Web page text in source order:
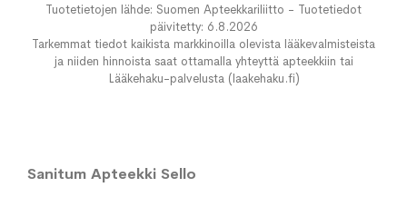
Tuotetietojen lähde: Suomen Apteekkariliitto - Tuotetiedot
päivitetty: 6.8.2026
Tarkemmat tiedot kaikista markkinoilla olevista lääkevalmisteista
ja niiden hinnoista saat ottamalla yhteyttä apteekkiin tai
Lääkehaku-palvelusta (laakehaku.fi)
Sanitum Apteekki Sello